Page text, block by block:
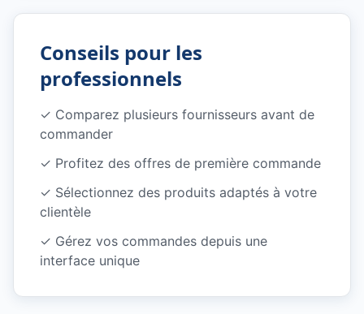
Conseils pour les
professionnels
✓ Comparez plusieurs fournisseurs avant de
commander
✓ Profitez des offres de première commande
✓ Sélectionnez des produits adaptés à votre
clientèle
✓ Gérez vos commandes depuis une
interface unique